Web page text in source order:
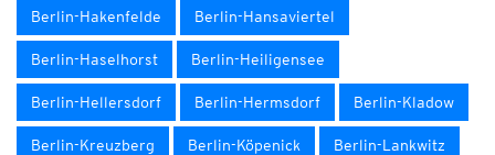
Berlin-Hakenfelde Berlin-Hansaviertel
Berlin-Haselhorst Berlin-Heiligensee
Berlin-Hellersdorf Berlin-Hermsdorf Berlin-Kladow
Berlin-Kreuzberg Berlin-Köpenick Berlin-Lankwitz